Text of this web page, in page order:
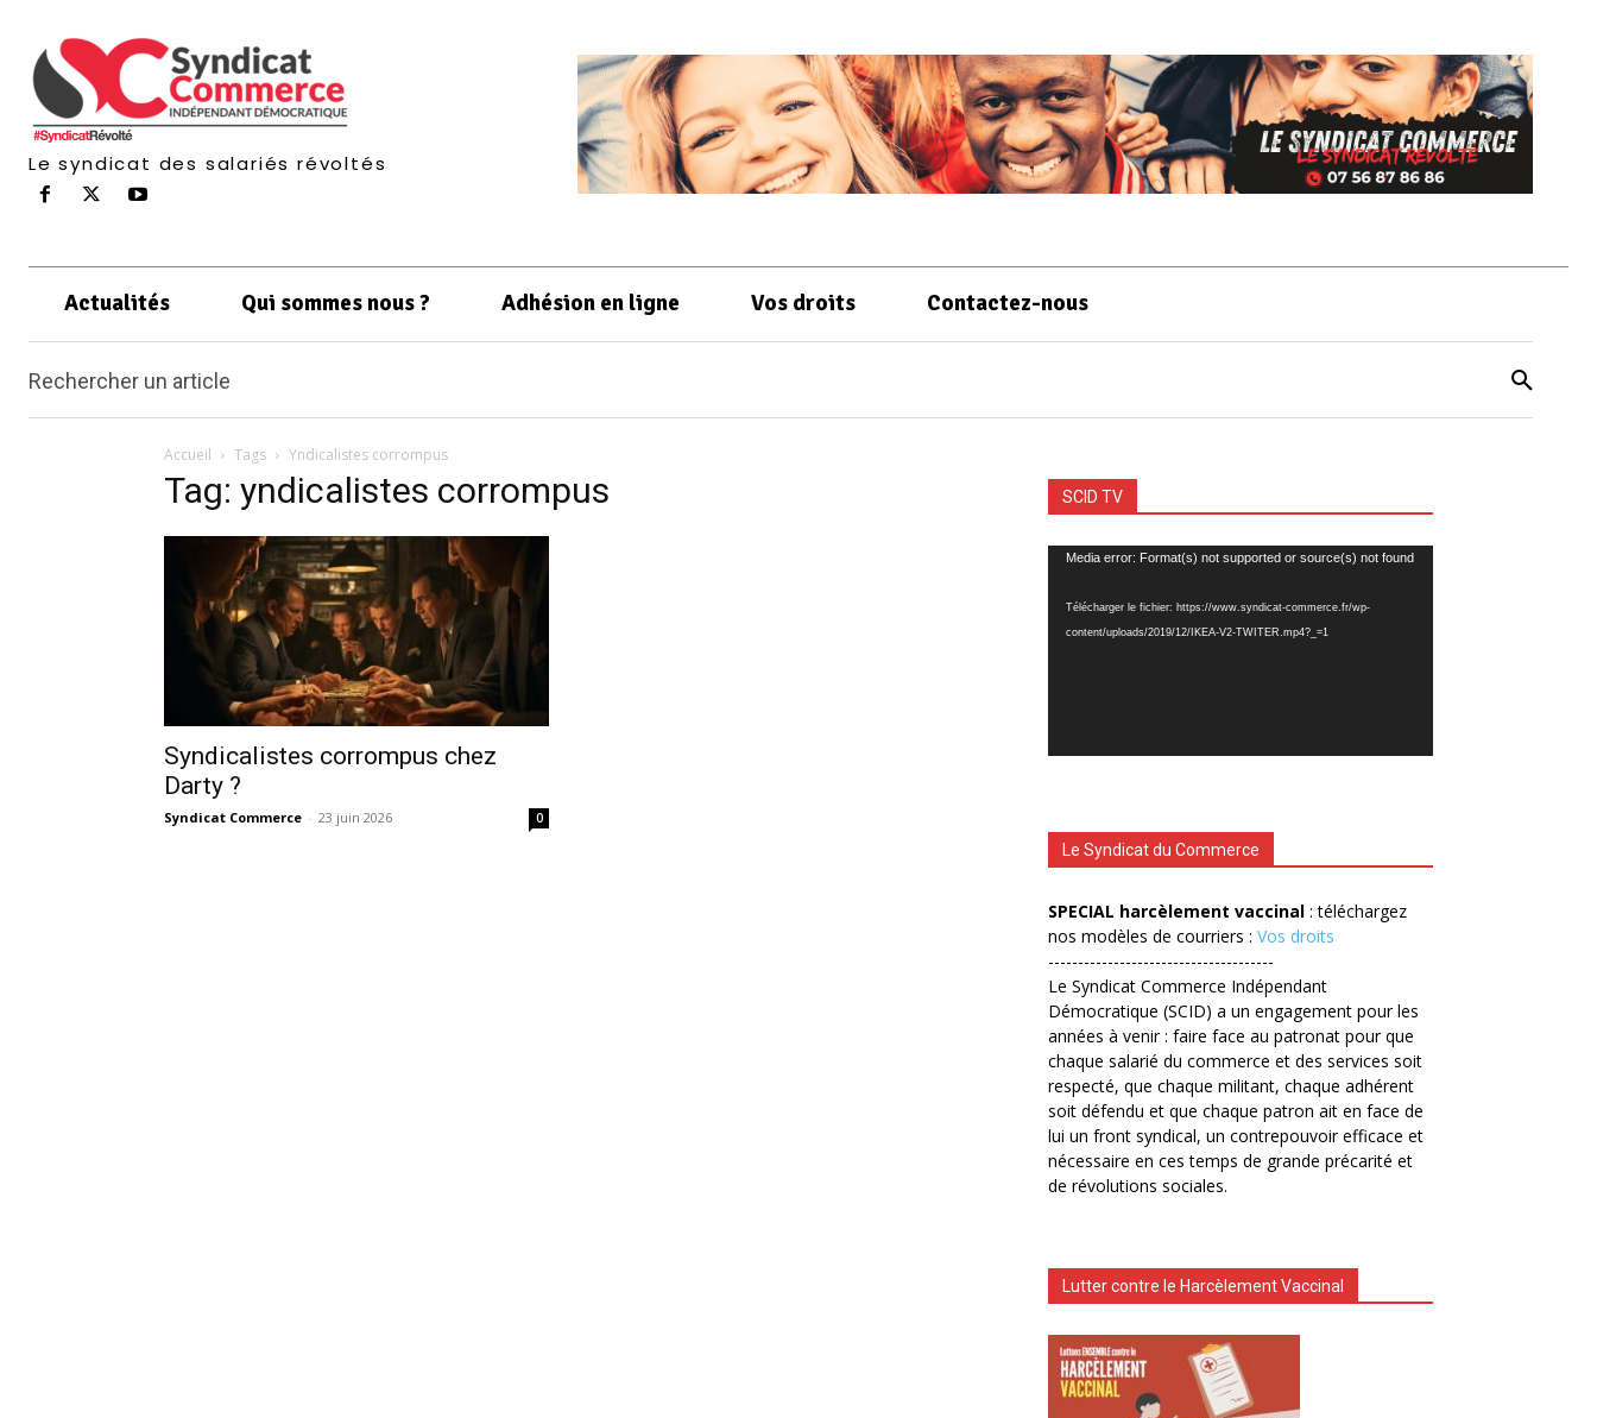
Le syndicat des salariés révoltés
Actualités Qui sommes nous ? Adhésion en ligne Vos droits Contactez-nous
Rechercher un article
Accueil Tags Yndicalistes corrompus
Tag: yndicalistes corrompus
Syndicalistes corrompus chez
Darty ?
Syndicat Commerce - 23 juin 2026 0
SCID TV
Lecteur
Media error: Format(s) not supported or source(s) not found
Télécharger le fichier: https://www.syndicat-commerce.fr/wp-
content/uploads/2019/12/IKEA-V2-TWITER.mp4?_=1
Le Syndicat du Commerce
SPECIAL harcèlement vaccinal : téléchargez
nos modèles de courriers : Vos droits
--------------------------------------
Le Syndicat Commerce Indépendant
Démocratique (SCID) a un engagement pour les
années à venir : faire face au patronat pour que
chaque salarié du commerce et des services soit
respecté, que chaque militant, chaque adhérent
soit défendu et que chaque patron ait en face de
lui un front syndical, un contrepouvoir efficace et
nécessaire en ces temps de grande précarité et
de révolutions sociales.
Lutter contre le Harcèlement Vaccinal